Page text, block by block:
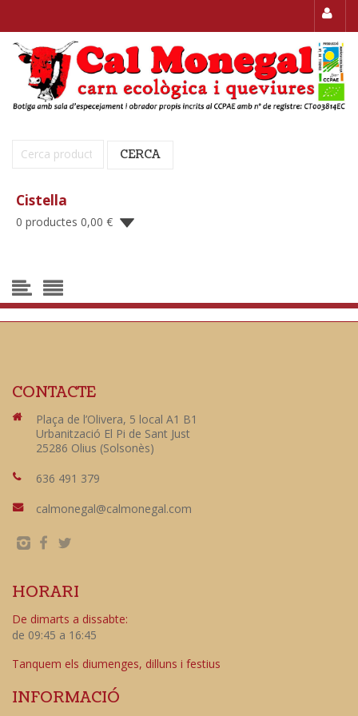
Cerca: CERCA
Cistella
0 productes 0,00 €
CONTACTE
Plaça de l’Olivera, 5 local A1 B1
Urbanització El Pi de Sant Just
25286 Olius (Solsonès)
636 491 379
calmonegal@calmonegal.com
HORARI
De dimarts a dissabte:
de 09:45 a 16:45
Tanquem els diumenges, dilluns i festius
INFORMACIÓ